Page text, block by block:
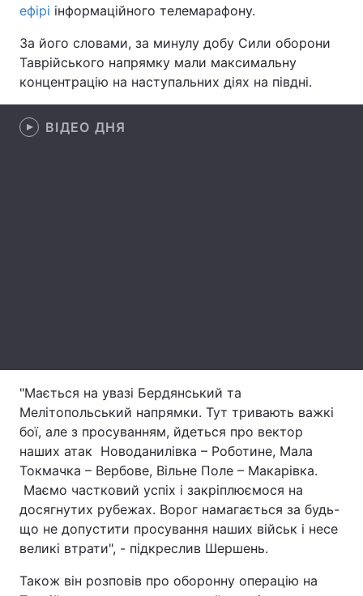
Здоров'я Туризм
Цікавинки Погода
Екологія Регіони
Лонгріди
Тема оформлення
ефірі інформаційного телемарафону.
За його словами, за минулу добу Сили оборони
Таврійського напрямку мали максимальну
концентрацію на наступальних діях на півдні.
ВІДЕО ДНЯ
"Мається на увазі Бердянський та
Мелітопольський напрямки. Тут тривають важкі
бої, але з просуванням, йдеться про вектор
наших атак Новоданилівка – Роботине, Мала
Токмачка – Вербове, Вільне Поле – Макарівка.
Маємо частковий успіх і закріплюємося на
досягнутих рубежах. Ворог намагається за будь-
що не допустити просування наших військ і несе
великі втрати", - підкреслив Шершень.
Також він розповів про оборонну операцію на